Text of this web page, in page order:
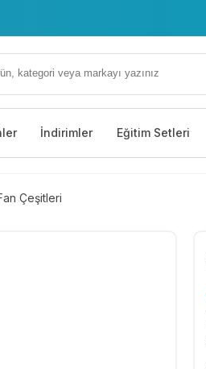
İndirimler Eğitim Setleri
Çeşitleri